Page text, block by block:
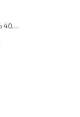
Castrol Chain Lube Racing mazivo 400 ml